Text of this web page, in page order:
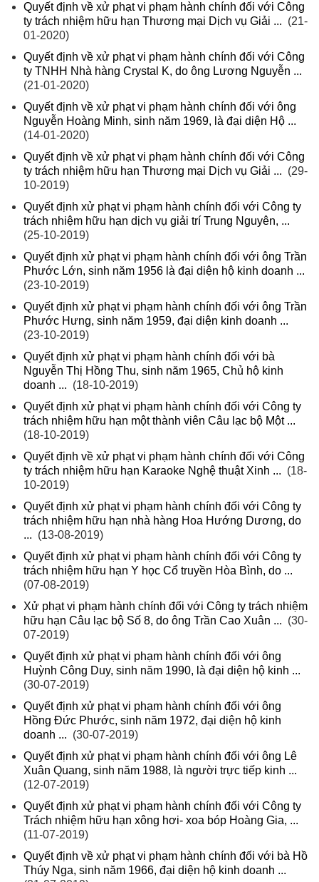
Quyết định về xử phạt vi phạm hành chính đối với Công
ty trách nhiệm hữu hạn Thương mại Dịch vụ Giải ... (21-
01-2020)
Quyết định về xử phạt vi phạm hành chính đối với Công
ty TNHH Nhà hàng Crystal K, do ông Lương Nguyễn ...
(21-01-2020)
Quyết định về xử phạt vi phạm hành chính đối với ông
Nguyễn Hoàng Minh, sinh năm 1969, là đại diện Hộ ...
(14-01-2020)
Quyết định về xử phạt vi phạm hành chính đối với Công
ty trách nhiệm hữu hạn Thương mại Dịch vụ Giải ... (29-
10-2019)
Quyết định xử phạt vi phạm hành chính đối với Công ty
trách nhiệm hữu hạn dịch vụ giải trí Trung Nguyên, ...
(25-10-2019)
Quyết định xử phạt vi phạm hành chính đối với ông Trần
Phước Lớn, sinh năm 1956 là đại diện hộ kinh doanh ...
(23-10-2019)
Quyết định xử phạt vi phạm hành chính đối với ông Trần
Phước Hưng, sinh năm 1959, đại diện kinh doanh ...
(23-10-2019)
Quyết định xử phạt vi phạm hành chính đối với bà
Nguyễn Thị Hồng Thu, sinh năm 1965, Chủ hộ kinh
doanh ... (18-10-2019)
Quyết định xử phạt vi phạm hành chính đối với Công ty
trách nhiệm hữu hạn một thành viên Câu lạc bộ Một ...
(18-10-2019)
Quyết định về xử phạt vi phạm hành chính đối với Công
ty trách nhiệm hữu hạn Karaoke Nghệ thuật Xinh ... (18-
10-2019)
Quyết định xử phạt vi phạm hành chính đối với Công ty
trách nhiệm hữu hạn nhà hàng Hoa Hướng Dương, do
... (13-08-2019)
Quyết định xử phạt vi phạm hành chính đối với Công ty
trách nhiệm hữu hạn Y học Cổ truyền Hòa Bình, do ...
(07-08-2019)
Xử phạt vi phạm hành chính đối với Công ty trách nhiệm
hữu hạn Câu lạc bộ Số 8, do ông Trần Cao Xuân ... (30-
07-2019)
Quyết định xử phạt vi phạm hành chính đối với ông
Huỳnh Công Duy, sinh năm 1990, là đại diện hộ kinh ...
(30-07-2019)
Quyết định xử phạt vi phạm hành chính đối với ông
Hồng Đức Phước, sinh năm 1972, đại diện hộ kinh
doanh ... (30-07-2019)
Quyết định xử phạt vi phạm hành chính đối với ông Lê
Xuân Quang, sinh năm 1988, là người trực tiếp kinh ...
(12-07-2019)
Quyết định xử phạt vi phạm hành chính đối với Công ty
Trách nhiệm hữu hạn xông hơi- xoa bóp Hoàng Gia, ...
(11-07-2019)
Quyết định về xử phạt vi phạm hành chính đối với bà Hồ
Thúy Nga, sinh năm 1966, đại diện hộ kinh doanh ...